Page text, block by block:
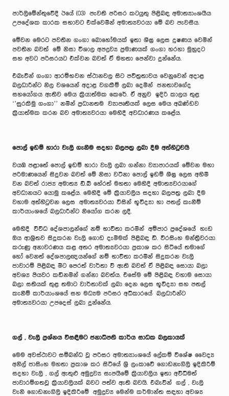
පාර්ලිමේන්තුවේදී ඊයේ (03) පැවති පරිසර කටයුතු පිළිබඳ අමාත්‍යාංශයීය
උපදේශක කාරක සභාවට එක්වෙමින් අමාත්‍යවරයා මේ බව පැවසීය.
මේවන මෙරට පවතින ගංගා බොහෝමයක් ඉතා ශීඝ්‍ර ලෙස දූෂණය වෙමින්
පවතින බවත් මේ නිසා විශාල අපද්‍රව්‍ය ප්‍රමාණයක් ගංගා හරහා මුහුදට
සහ අවට පරිසරයට එක්වන බවත් ඒ මහතා පෙන්වා දුන්නේය.
එබැවින් ගංගා ආරම්භවන ස්ථානවල සිට පවිත්‍රතාවය වෙනුවෙන් අදාළ
බලධාරීන්ට නිල වශයෙන් අදාළ වගකීම් ලබා දෙමින් ජනතාවගේද
සහයෝගය ඇතිව මෙය ක්‍රියාත්මක කෙරේ. ඒ අනුව ඉදිරි කාලය තුළ
‘’සුරකිමු ගංගා’’ නමින් ප්‍රධානතම ව්‍යාපෘතියක් ලෙස මෙය අඛණ්ඩව
ක්‍රියාත්මක කරන බව අමාත්‍යවරයා මෙහිදී අවධාරණය කළේය.
පොල් ඉඩම් හාරා වැලි ගැනීම සදහා බලපත්‍ර ලබා දීම අත්හිටුවයි
වයඹ පළාතේ පොල් ඉඩම් හාරා වැලි ලබා ගන්නා ව්‍යාපාරයක් මේවන මහා
පරිමාණයෙන් සිදුවන බවත් මේ නිසා වටිනා පොල් ඉඩම් ශීඝ්‍ර ලෙස අහිමි
වන බවත් රාජ්‍ය අමාත්‍ය ඩී.බී හේරත් මහතා මෙහිදී අමාත්‍යවරයාගේ
අවධානයට යොමු කළේය. මෙහිදී මේ ක්‍රියාවලිය සදහා බලපත්‍ර ලබා දීම
වහාම අත්හිටුවන ලෙස අමාත්‍යවරයා විසින් භූවිද්‍යා හා පතල් කැනීම්
කාර්යාංශයේ බලධාරීන්ට නියෝග කරන ලදී.
මෙහිදී විවිධ දේශපාලන්ගේ නම් භාවිතා කරමින් අම්පාර ප්‍රදේශයේ හැඩ
ඔය ආශ්‍රිතව සිදුකරන වැලි ගොඩ දැමීමක් පිළිබඳ ඩී. වීරසිංහ මන්ත්‍රීවරයා
කරුණු අනාවරණය කළ අතර අමාත්‍යවරයා ප්‍රකාශ කර සිටියේ තමාගේ
හෝ වෙනත් දේශපාලඥයන්ගේ නම් භාවිතා කරමින් සිදුකරන වැලි
ජාවාරම් පිළිබඳ මීට පෙරත් වාර්තා වී ඇති බවත් ඒ පිළිබඳ සොයා බලා
අවශ්‍ය පියවර කඩිනමින් ගන්නා බවත්ය. එසේම මේ පිළිබඳ වහාම සොයා
බලා සතියක් තුළ තමාට වාර්තාවක් ලබා දෙන ලෙස භූවිද්‍යා සහ පතල්
කැනීම් කාර්යාංශයේ සහ මධ්‍යම පරිසර අධිකාරයේ බලධාරීන්ට
අමාත්‍යවරයා උපදෙස් ලබා දුන්නේය.
ගල් , වැලි ප්‍රශ්නය විසඳීමට ජනාධිපති කාර්ය සාධක බලකායක්
මෙම අවස්ථාවට සම්බන්ධ වූ පරිසර අමාත්‍යාංශයේ ලේකම් ‍විශේෂ වෛද්‍ය
අනිල් ජාසිංහ මහතා ප්‍රකාශ කර සිටියේ ශ්‍රි ලංකාවේ ගොඩනැගිලි ඉදිකිරීම්
සදහා වැලි , ගල් ඇතුළු අමුද්‍රව්‍ය සැපයීමේ ක්‍රියාවලිය ඉතා අවිධිමත්
ජාවාරම්ගතවූ ක්‍රියාවලියක් බවට පත්ව ඇති බවයි. එබැවින් ගල් , වැලි
වැනි ගොඩනැගිලි ඉදිකිරීමේ අමුද්‍රව්‍ය මෙන්ම කර්මාන්ත සඳහා අවශ්‍ය